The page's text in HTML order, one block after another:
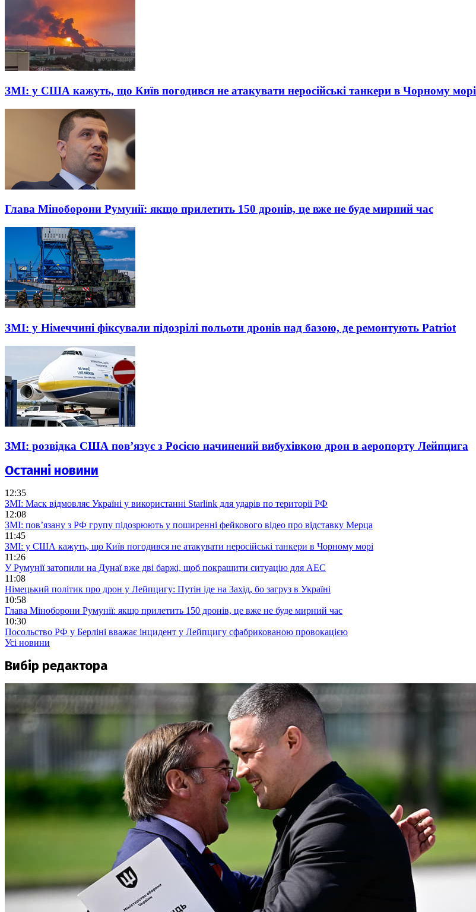
ЗМІ: у США кажуть, що Київ погодився не атакувати неросійські танкери в Чорному морі
Глава Міноборони Румунії: якщо прилетить 150 дронів, це вже не буде мирний час
ЗМІ: у Німеччині фіксували підозрілі польоти дронів над базою, де ремонтують Patriot
ЗМІ: розвідка США пов’язує з Росією начинений вибухівкою дрон в аеропорту Лейпцига
Останні новини
12:35
ЗМІ: Маск відмовляє Україні у використанні Starlink для ударів по території РФ
12:08
ЗМІ: пов’язану з РФ групу підозрюють у поширенні фейкового відео про відставку Мерца
11:45
ЗМІ: у США кажуть, що Київ погодився не атакувати неросійські танкери в Чорному морі
11:26
У Румунії затопили на Дунаї вже дві баржі, щоб покращити ситуацію для АЕС
11:08
Німецький політик про дрон у Лейпцигу: Путін іде на Захід, бо загруз в Україні
10:58
Глава Міноборони Румунії: якщо прилетить 150 дронів, це вже не буде мирний час
10:30
Посольство РФ у Берліні вважає інцидент у Лейпцигу сфабрикованою провокацією
Усі новини
Вибір редактора